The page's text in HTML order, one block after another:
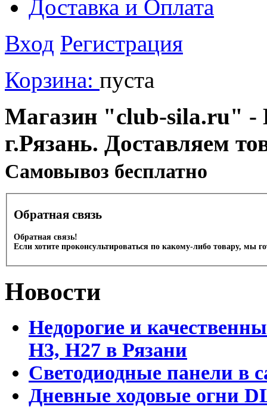
Доставка и Оплата
Вход Регистрация
Корзина: пуста
Магазин "club-sila.ru" -
г.Рязань. Доставляем
Cамовывоз бесплатно
Обратная связь
Обратная связь!
Если хотите проконсультироваться по какому-либо товару, мы
Новости
Недорогие и
Н3, Н27 в Рязани
Светодиодные панели в
Дневные ходовые огни